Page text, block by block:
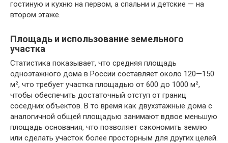
гостиную и кухню на первом, а спальни и детские — на
втором этаже.
Площадь и использование земельного
участка
Статистика показывает, что средняя площадь
одноэтажного дома в России составляет около 120—150
м², что требует участка площадью от 600 до 1000 м²,
чтобы обеспечить достаточный отступ от границ
соседних объектов. В то время как двухэтажные дома с
аналогичной общей площадью занимают вдвое меньшую
площадь основания, что позволяет сэкономить землю
или сделать участок более просторным для других целей.